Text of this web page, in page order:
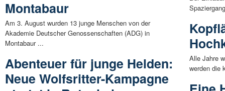
Montabaur
Am 3. August wurden 13 junge Menschen von der
Akademie Deutscher Genossenschaften (ADG) in
Montabaur ...
Abenteuer für junge Helden:
Neue Wolfsritter-Kampagne
Alle Jahre
werden die